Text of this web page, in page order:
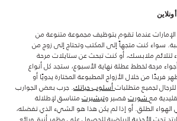
الإمارات عندما تقوم بتوظيف مجموعة متنوعة من
سواء كنت متجهاً إلى المكتب وتحتاج إلى زوج من
لتلائم ملابسك، أو كنت تبحث عن ستايلات مرحة
مرحة لخطط عطلة نهاية الأسبوع، ستجد كل أنواع
فريدًا من خلال الأزواج المطبوعة المختارة يدويًا أو
للرجال لجميع متطلباتأسلوب حياتك. جرب بعض الجوارب
مع شورت قصير وتيشيرتمتناسق لإطلالة
الطلق. أو إذا لم يكن هذا هو الشيء الذي تفضله،